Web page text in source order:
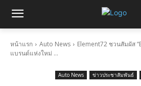
หน้าแรก Auto News
Element72 ชวนสัมผัส
แบรนด์แห่งใหม่ ...
Auto News ข่าวประชาสัมพันธ์